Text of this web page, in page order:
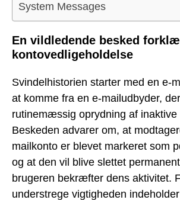
System Messages
En vildledende besked
kontovedligeholdelse
Svindelhistorien starter med en e-
at komme fra en e-mailudbyder,
rutinemæssig oprydning af inaktive
Beskeden advarer om, at
mailkonto er blevet markeret som
og at den vil blive slettet
brugeren bekræfter dens aktivitet.
understrege vigtigheden